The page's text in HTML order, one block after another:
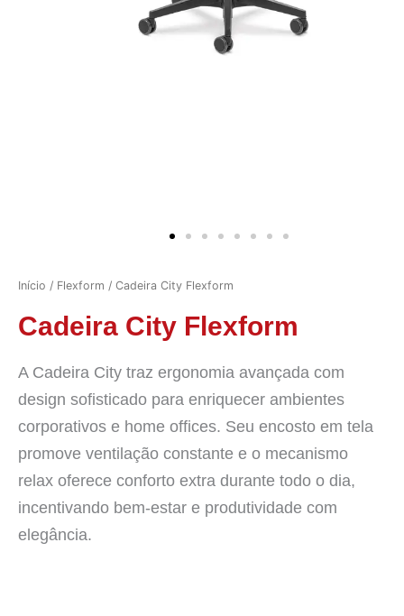
Início / Flexform / Cadeira City Flexform
Cadeira City Flexform
A Cadeira City traz ergonomia avançada com
design sofisticado para enriquecer ambientes
corporativos e home offices. Seu encosto em tela
promove ventilação constante e o mecanismo
relax oferece conforto extra durante todo o dia,
incentivando bem-estar e produtividade com
elegância.